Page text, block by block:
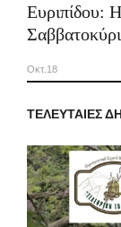
Ευριπίδου:
Οκτ.18
ΤΕΛΕΥΤΑΊΕΣ